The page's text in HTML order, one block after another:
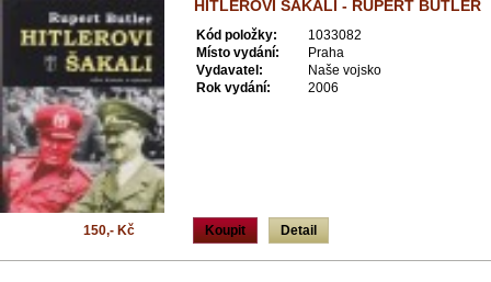
HITLEROVI ŠAKALI - RUPERT BUTLER
Kód položky:
1033082
Místo vydání:
Praha
Vydavatel:
Naše vojsko
Rok vydání:
2006
Koupit Detail
150,- Kč